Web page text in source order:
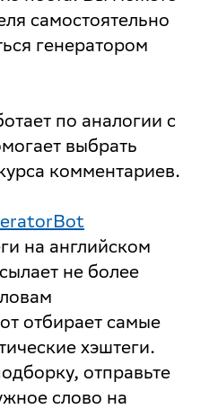
самостоятельно
генератором
по аналогии с
выбрать
комментариев.
на английском
не более
отбирает самые
хэштеги.
отправьте
слово на